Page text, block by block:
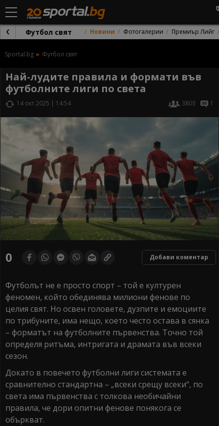
Футбол свят Новини Фотогалерии Премиър Лийг
Sportal.bg Футбол свят
Най-лудите правила и формати във
футболните лиги по света
14 окт 2025 | 14:54 3803 1
0 Добави коментар
Футболът не е просто спорт – той е културен
феномен, който обединява милиони фенове по
целия свят. Но освен головете, дузпите и емоциите
по трибуните, има нещо, което често остава в сянка
– форматът на футболните първенства. Точно той
определя ритъма, интригата и драмата във всеки
сезон.
Докато в повечето футболни лиги системата е
сравнително стандартна – „всеки срещу всеки“, по
света има първенства с толкова необичайни
правила, че дори опитни фенове понякога се
объркват.